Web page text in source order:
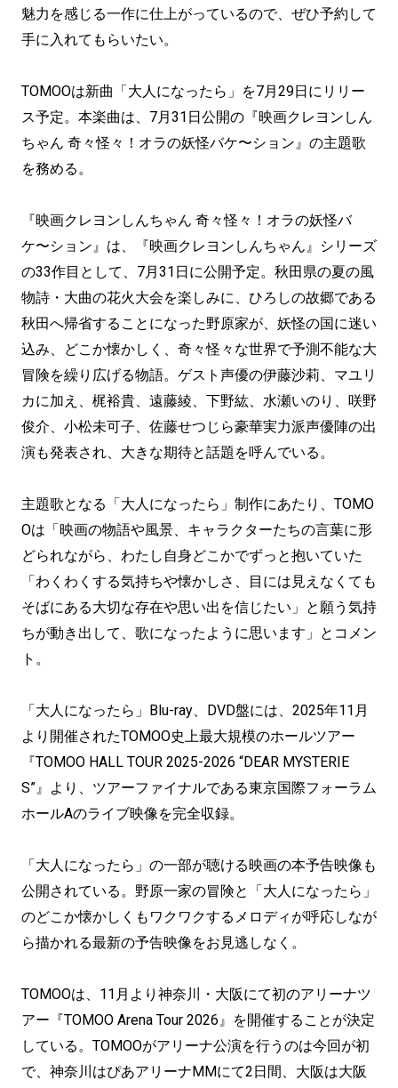
魅力を感じる一作に仕上がっているので、ぜひ予約して
手に入れてもらいたい。
TOMOOは新曲「大人になったら」を7月29日にリリー
ス予定。本楽曲は、7月31日公開の『映画クレヨンしん
ちゃん 奇々怪々！オラの妖怪バケ〜ション』の主題歌
を務める。
『映画クレヨンしんちゃん 奇々怪々！オラの妖怪バ
ケ〜ション』は、『映画クレヨンしんちゃん』シリーズ
の33作目として、7月31日に公開予定。秋田県の夏の風
物詩・大曲の花火大会を楽しみに、ひろしの故郷である
秋田へ帰省することになった野原家が、妖怪の国に迷い
込み、どこか懐かしく、奇々怪々な世界で予測不能な大
冒険を繰り広げる物語。ゲスト声優の伊藤沙莉、マユリ
カに加え、梶裕貴、遠藤綾、下野紘、水瀬いのり、咲野
俊介、小松未可子、佐藤せつじら豪華実力派声優陣の出
演も発表され、大きな期待と話題を呼んでいる。
主題歌となる「大人になったら」制作にあたり、TOMO
Oは「映画の物語や風景、キャラクターたちの言葉に形
どられながら、わたし自身どこかでずっと抱いていた
「わくわくする気持ちや懐かしさ、目には見えなくても
そばにある大切な存在や思い出を信じたい」と願う気持
ちが動き出して、歌になったように思います」とコメン
ト。
「大人になったら」Blu-ray、DVD盤には、2025年11月
より開催されたTOMOO史上最大規模のホールツアー
『TOMOO HALL TOUR 2025-2026 “DEAR MYSTERIE
S”』より、ツアーファイナルである東京国際フォーラム
ホールAのライブ映像を完全収録。
「大人になったら」の一部が聴ける映画の本予告映像も
公開されている。野原一家の冒険と「大人になったら」
のどこか懐かしくもワクワクするメロディが呼応しなが
ら描かれる最新の予告映像をお見逃しなく。
TOMOOは、11月より神奈川・大阪にて初のアリーナツ
アー『TOMOO Arena Tour 2026』を開催することが決定
している。TOMOOがアリーナ公演を行うのは今回が初
で、神奈川はぴあアリーナMMにて2日間、大阪は大阪